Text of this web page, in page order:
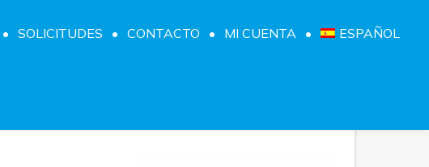
SOLICITUDES CONTACTO MI CUENTA ESPAÑOL